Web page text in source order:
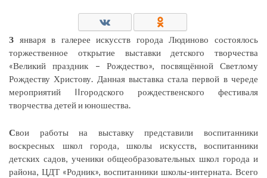
З января в галерее искусств города Людиново состоялось
торжественное открытие выставки детского творчества
«Великий праздник – Рождество», посвящённой Светлому
Рождеству Христову. Данная выставка стала первой в череде
мероприятий IIгородского рождественского фестиваля
творчества детей и юношества.
Свои работы на выставку представили воспитанники
воскресных школ города, школы искусств, воспитанники
детских садов, ученики общеобразовательных школ города и
района, ЦДТ «Родник», воспитанники школы-интерната. Всего